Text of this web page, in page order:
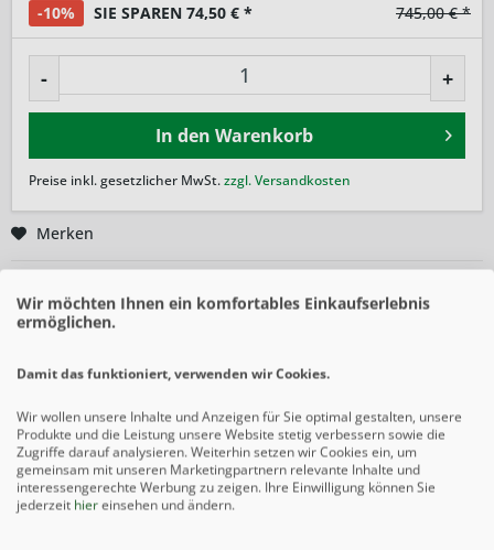
-10% SIE SPAREN 74,50 € * 745,00 € *
- +
In den Warenkorb
Preise inkl. gesetzlicher MwSt.zzgl. Versandkosten
Merken
Beschreibung
Beim robusten SYSTEM WPC PLATINUM Tor sind 6 Profile in
Ähnliche Artikel
Wir möchten Ihnen ein komfortables Einkaufserlebnis
ermöglichen.
Damit das funktioniert, verwenden wir Cookies.
Wir wollen unsere Inhalte und Anzeigen für Sie optimal gestalten, unsere
Produkte und die Leistung unsere Website stetig verbessern sowie die
Zugriffe darauf analysieren. Weiterhin setzen wir Cookies ein, um
gemeinsam mit unseren Marketingpartnern relevante Inhalte und
interessengerechte Werbung zu zeigen. Ihre Einwilligung können Sie
jederzeit hiereinsehen und ändern.